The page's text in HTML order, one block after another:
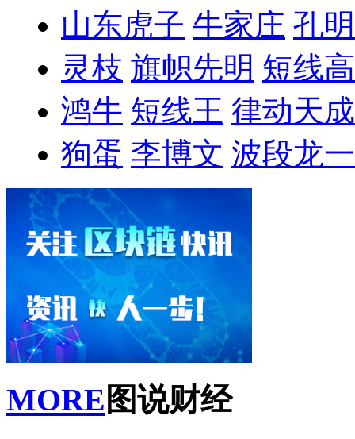
山东虎子 牛家庄 孔
灵枝 旗帜先明 短线
鸿牛 短线王 律动天成
狗蛋 李博文 波段龙一
MORE 图说财经